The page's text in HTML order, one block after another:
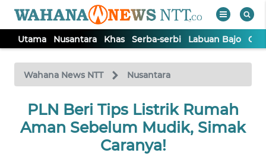
Utama Nusantara Khas Serba-serbi Labuan Bajo
Wahana News NTT Nusantara
PLN Beri Tips Listrik Rumah
Aman Sebelum Mudik, Simak
Caranya!
TV
Tutup
UTAMA